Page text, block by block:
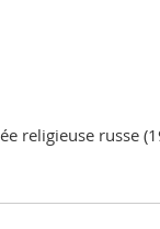
religieuse russe